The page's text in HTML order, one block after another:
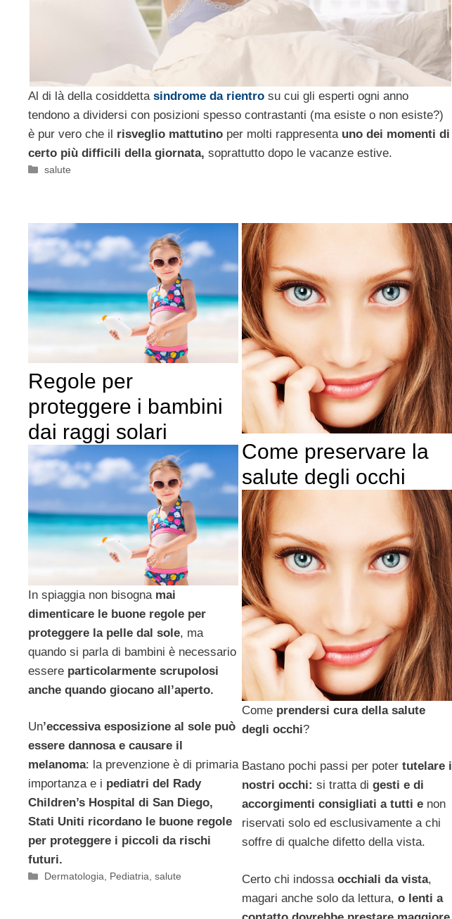
Al di là della cosiddettasindrome da rientro su cui gli esperti ogni anno
tendono a dividersi con posizioni spesso contrastanti (ma esiste o non esiste?)
è pur vero che il risveglio mattutino per molti rappresenta uno dei momenti di
certo più difficili della giornata, soprattutto dopo le vacanze estive.
Categorie
salute
Regole per
proteggere i bambini
dai raggi solari
In spiaggia non bisogna mai
dimenticare le buone regole per
proteggere la pelle dal sole, ma
quando si parla di bambini è necessario
essere particolarmente scrupolosi
anche quando giocano all’aperto.
Un’eccessiva esposizione al sole può
essere dannosa e causare il
melanoma: la prevenzione è di primaria
importanza e i pediatri del Rady
Children’s Hospital di San Diego,
Stati Uniti ricordano le buone regole
per proteggere i piccoli da rischi
futuri.
Categorie
Dermatologia, Pediatria,salute
Come preservare la
salute degli occhi
Come prendersi cura della salute
degli occhi?
Bastano pochi passi per potertutelare i
nostri occhi: si tratta digesti e di
accorgimenti consigliati a tutti e non
riservati solo ed esclusivamente a chi
soffre di qualche difetto della vista.
Certo chi indossaocchiali da vista,
magari anche solo da lettura,o lenti a